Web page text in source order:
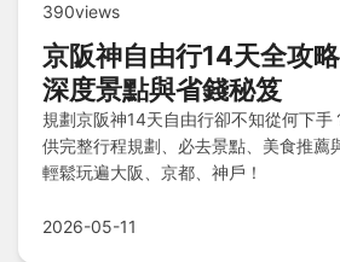
390views
京阪神自由行14天全攻略
深度景點與省錢秘笈
規劃京阪神14天自由行卻不知從何下手
供完整行程規劃、必去景點、美食推薦
輕鬆玩遍大阪、京都、神戶！
2026-05-11